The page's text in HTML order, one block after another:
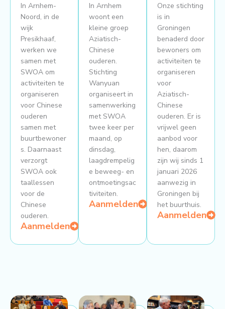
In Arnhem-
Noord, in de
wijk
Presikhaaf,
werken we
samen met
SWOA om
activiteiten te
organiseren
voor Chinese
ouderen
samen met
buurtbewoner
s. Daarnaast
verzorgt
SWOA ook
taallessen
voor de
Chinese
ouderen.
Aanmelden
In Arnhem
woont een
kleine groep
Aziatisch-
Chinese
ouderen.
Stichting
Wanyuan
organiseert in
samenwerking
met SWOA
twee keer per
maand, op
dinsdag,
laagdrempelig
e beweeg- en
ontmoetingsac
tiviteiten.
Aanmelden
Onze stichting
is in
Groningen
benaderd door
bewoners om
activiteiten te
organiseren
voor
Aziatisch-
Chinese
ouderen. Er is
vrijwel geen
aanbod voor
hen, daarom
zijn wij sinds 1
januari 2026
aanwezig in
Groningen bij
het buurthuis.
Aanmelden